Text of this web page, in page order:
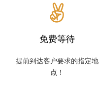
免费等待
提前到达客户要求的指定地
点！